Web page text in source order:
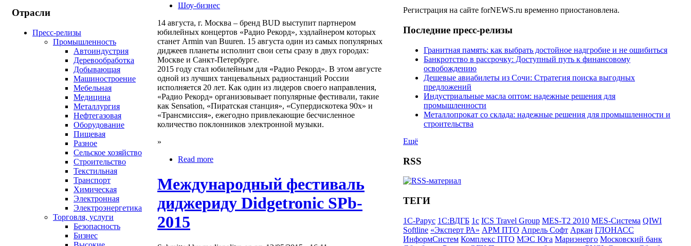
Отрасли
Пресс-релизы
Промышленность
Автоиндустрия
Деревообработка
Добывающая
Машиностроение
Мебельная
Медицина
Металлургия
Нефтегазовая
Оборудование
Пищевая
Разное
Сельское хозяйство
Строительство
Текстильная
Транспорт
Химическая
Электронная
Электроэнергетика
Торговля, услуги
Безопасность
Бизнес
Шоу-бизнес
14 августа, г. Москва – бренд BUD выступит партнером
юбилейных концертов «Радио Рекорд», хэдлайнером которых
станет Armin van Buuren. 15 августа один из самых популярных
диджеев планеты исполнит свои сеты сразу в двух городах:
Москве и Санкт-Петербурге.
2015 году стал юбилейным для «Радио Рекорд». В этом августе
одной из лучших танцевальных радиостанций России
исполняется 20 лет. Как один из лидеров своего направления,
«Радио Рекорд» организовывает популярные фестивали, такие
как Sensation, «Пиратская станция», «Супердискотека 90х» и
«Трансмиссия», ежегодно привлекающие бесчисленное
количество поклонников электронной музыки.
»
Read more
Международный фестиваль
диджериду Didgetronic SPb-
2015
Регистрация на сайте forNEWS.ru временно приостановлена.
Последние пресс-релизы
Гранитная память: как выбрать достойное надгробие и не ошибиться
Банкротство в рассрочку: Доступный путь к финансовому
освобождению
Дешевые авиабилеты из Сочи: Стратегия поиска выгодных
предложений
Индустриальные масла оптом: надежные решения для
промышленности
Металлопрокат со склада: надежные решения для промышленности и
строительства
Ещё
RSS
ТЕГИ
1С-Рарус 1С:ВДГБ 1с ICS Travel Group MES-T2 2010 MES-Система QIWI
Softline «Эксперт РА» АРМ ПТО Апрель Софт Аркан ГЛОНАСС
ИнформСистем Комплекс ПТО МЭС Юга Мариэнерго Московский банк